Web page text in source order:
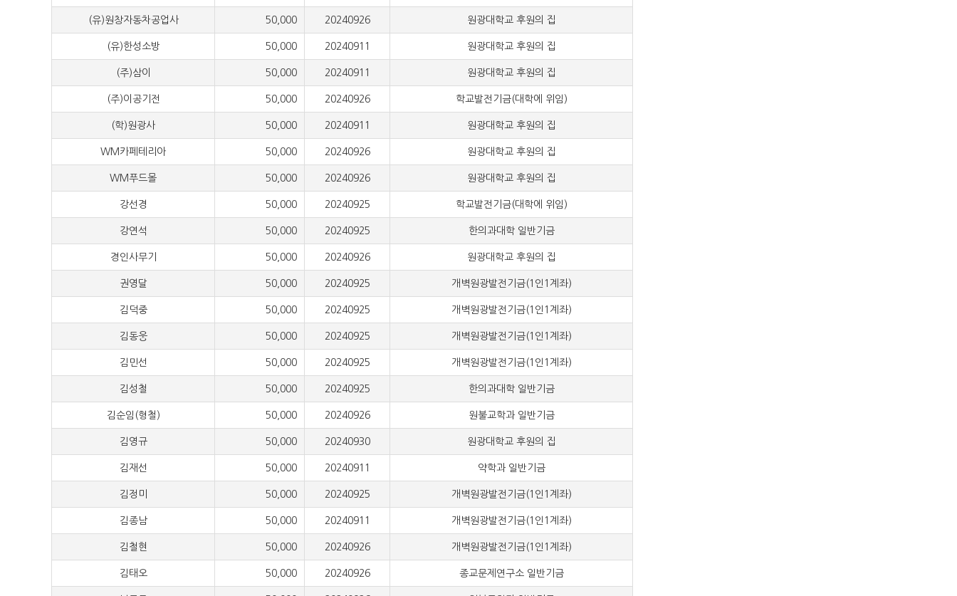
(유)원창자동차공업사 50,000 20240926 원광대학교 후원의 집
(유)한성소방 50,000 20240911 원광대학교 후원의 집
(주)삼이 50,000 20240911 원광대학교 후원의 집
(주)이공기전 50,000 20240926 학교발전기금(대학에 위임)
(학)원광사 50,000 20240911 원광대학교 후원의 집
WM카페테리아 50,000 20240926 원광대학교 후원의 집
WM푸드몰 50,000 20240926 원광대학교 후원의 집
강선경 50,000 20240925 학교발전기금(대학에 위임)
강연석 50,000 20240925 한의과대학 일반기금
경인사무기 50,000 20240926 원광대학교 후원의 집
권영달 50,000 20240925 개벽원광발전기금(1인1계좌)
김덕중 50,000 20240925 개벽원광발전기금(1인1계좌)
김동웅 50,000 20240925 개벽원광발전기금(1인1계좌)
김민선 50,000 20240925 개벽원광발전기금(1인1계좌)
김성철 50,000 20240925 한의과대학 일반기금
김순임(형철) 50,000 20240926 원불교학과 일반기금
김영규 50,000 20240930 원광대학교 후원의 집
김재선 50,000 20240911 약학과 일반기금
김정미 50,000 20240925 개벽원광발전기금(1인1계좌)
김종남 50,000 20240911 개벽원광발전기금(1인1계좌)
김철현 50,000 20240926 개벽원광발전기금(1인1계좌)
김태오 50,000 20240926 종교문제연구소 일반기금